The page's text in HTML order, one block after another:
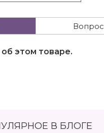
Вопрос
этом товаре.
В БЛОГЕ